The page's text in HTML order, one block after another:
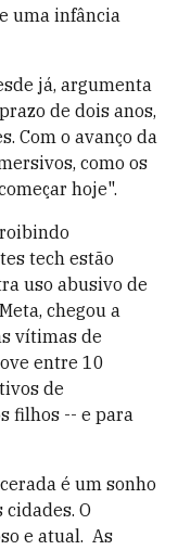
uma infância
já, argumenta
de dois anos,
Com o avanço da
como os
hoje".
tech estão
uso abusivo de
chegou a
vítimas de
entre 10
de
filhos -- e para
é um sonho
O
e atual. As